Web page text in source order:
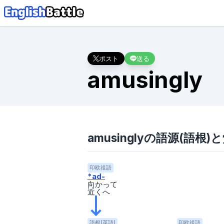
ポスト 送る
amusingly
amusinglyの語源(語根)
印欧祖語
*ad-
向かって
近くへ